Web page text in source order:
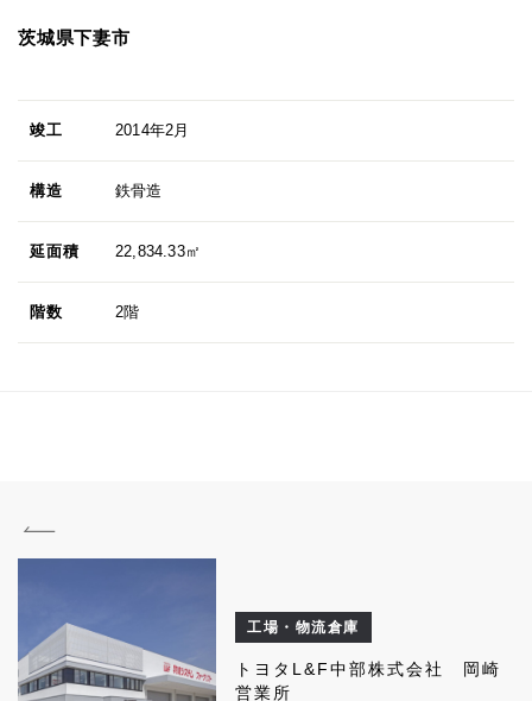
茨城県下妻市
竣工 2014年2月
構造 鉄骨造
延面積 22,834.33㎡
階数 2階
工場・物流倉庫
トヨタL&F中部株式会社 岡崎
営業所